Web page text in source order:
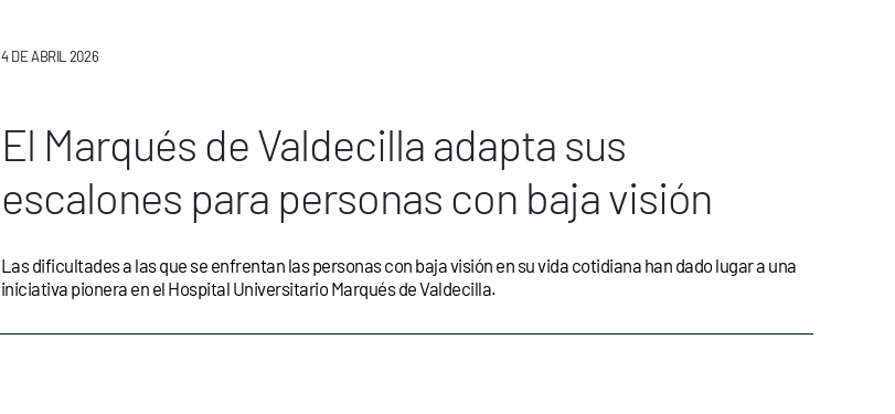
4 DE ABRIL 2026
El Marqués de Valdecilla adapta sus
escalones para personas con baja visión
Las dificultades a las que se enfrentan las personas con baja visión en su vida cotidiana han dado lugar a una
iniciativa pionera en el Hospital Universitario Marqués de Valdecilla.